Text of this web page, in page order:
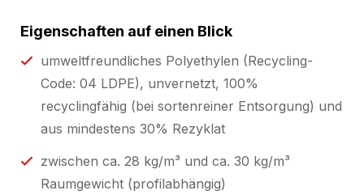
Eigenschaften auf einen Blick
umweltfreundliches Polyethylen (Recycling-
Code: 04 LDPE), unvernetzt, 100%
recyclingfähig (bei sortenreiner Entsorgung) und
aus mindestens 30% Rezyklat
zwischen ca. 28 kg/m³ und ca. 30 kg/m³
Raumgewicht (profilabhängig)